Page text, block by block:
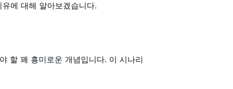
에 대해 알아보겠습니다.
할 꽤 흥미로운 개념입니다. 이 시나리